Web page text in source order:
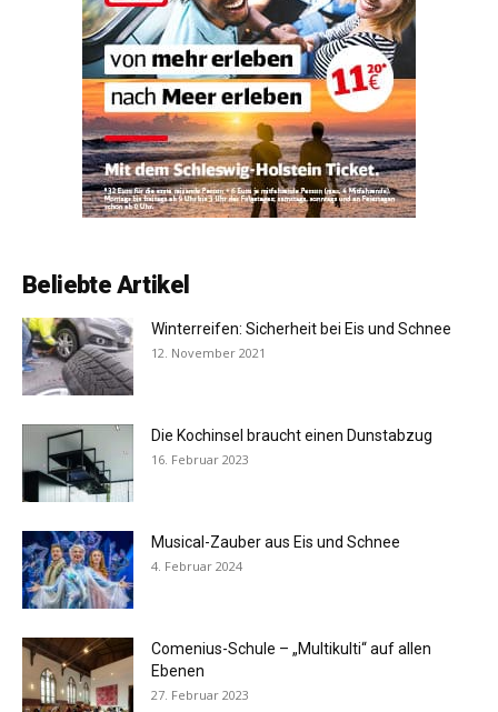
Beliebte Artikel
Winterreifen: Sicherheit bei Eis und Schnee
12. November 2021
Die Kochinsel braucht einen Dunstabzug
16. Februar 2023
Musical-Zauber aus Eis und Schnee
4. Februar 2024
Comenius-Schule – „Multikulti“ auf allen
Ebenen
27. Februar 2023